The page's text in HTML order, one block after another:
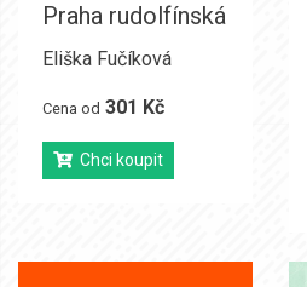
Praha rudolfínská
Eliška Fučíková
Cena od 301 Kč
Chci koupit